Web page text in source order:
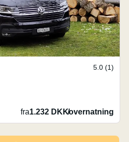
5.0 (1)
fra1.232 DKK/overnatning